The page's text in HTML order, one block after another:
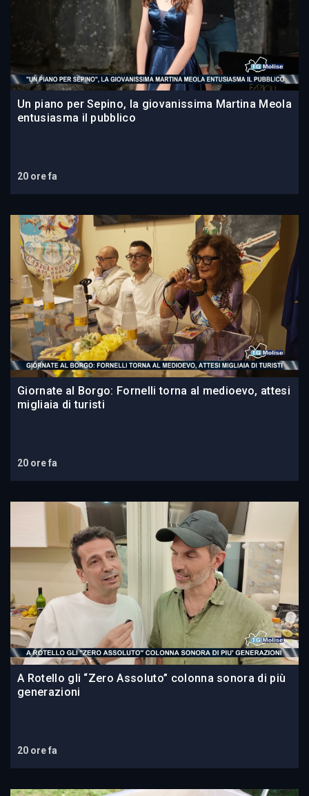
Un piano per Sepino, la giovanissima Martina Meola
entusiasma il pubblico
20 ore fa
Giornate al Borgo: Fornelli torna al medioevo, attesi
migliaia di turisti
20 ore fa
A Rotello gli “Zero Assoluto” colonna sonora di più
generazioni
20 ore fa